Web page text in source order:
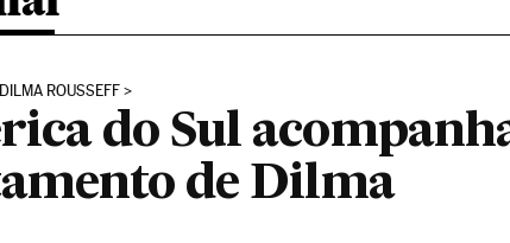
ROUSSEFF
do Sul
de Dilma